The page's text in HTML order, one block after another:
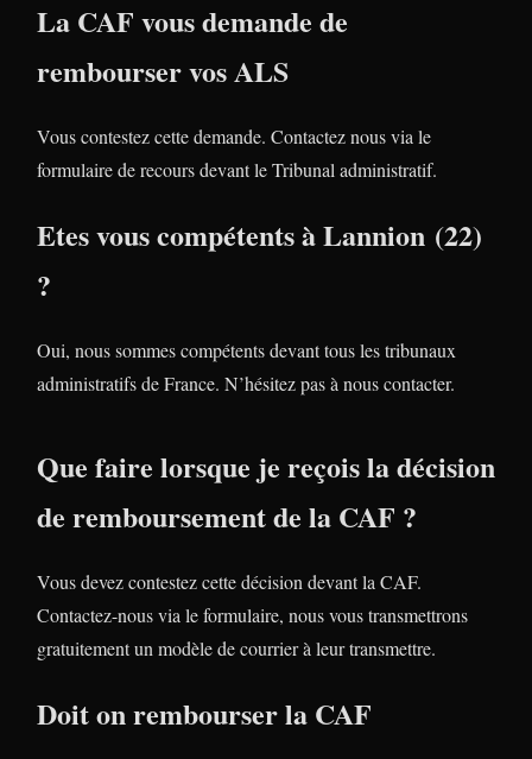
La CAF vous demande de
rembourser vos ALS
Vous contestez cette demande. Contactez nous via le
formulaire de recours devant le Tribunal administratif.
Etes vous compétents à Lannion (22)
?
Oui, nous sommes compétents devant tous les tribunaux
administratifs de France. N’hésitez pas à nous contacter.
Que faire lorsque je reçois la décision
de remboursement de la CAF ?
Vous devez contestez cette décision devant la CAF.
Contactez-nous via le formulaire, nous vous transmettrons
gratuitement un modèle de courrier à leur transmettre.
Doit on rembourser la CAF